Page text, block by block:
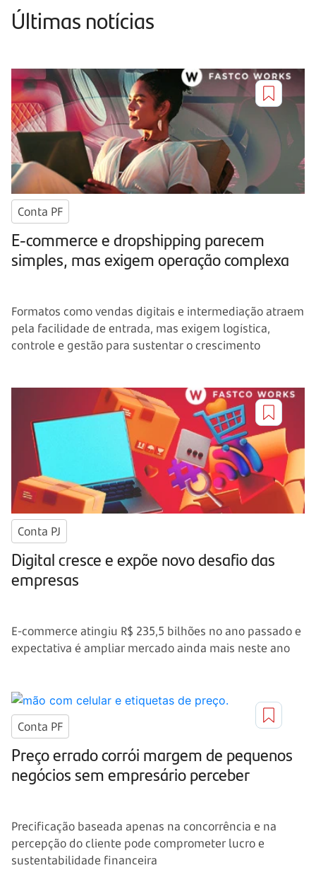
Últimas notícias
Conta PF
E-commerce e dropshipping parecem
simples, mas exigem operação complexa
Formatos como vendas digitais e intermediação atraem
pela facilidade de entrada, mas exigem logística,
controle e gestão para sustentar o crescimento
Conta PJ
Digital cresce e expõe novo desafio das
empresas
E-commerce atingiu R$ 235,5 bilhões no ano passado e
expectativa é ampliar mercado ainda mais neste ano
Conta PF
Preço errado corrói margem de pequenos
negócios sem empresário perceber
Precificação baseada apenas na concorrência e na
percepção do cliente pode comprometer lucro e
sustentabilidade financeira